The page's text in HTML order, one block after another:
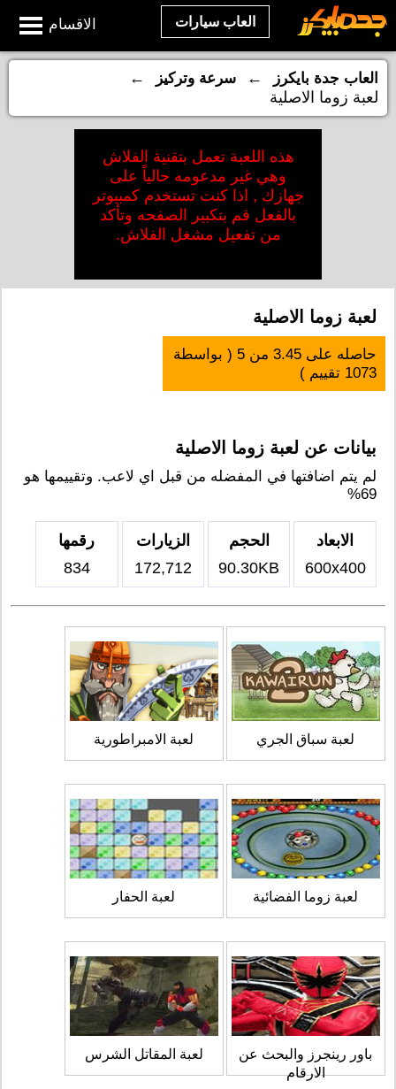
الاقسام العاب سيارات
العاب جدة بايكرز ← سرعة وتركيز
←
لعبة زوما الاصلية
هذه اللعبة تعمل بتقنية الفلاش
وهي غير مدعومه حالياً على
جهازك , اذا كنت تستخدم كمبيوتر
بالفعل قم بتكبير الصفحه وتأكد
من تفعيل مشغل الفلاش.
لعبة زوما الاصلية
حاصله على3.45 من5 ( بواسطة
1073 تقييم )
بيانات عن لعبة زوما الاصلية
لم يتم اضافتها في المفضله من قبل اي لاعب. وتقييمها هو
69%
الابعاد
600x400
الحجم
90.30KB
الزيارات
172,712
رقمها
834
لعبة سباق الجري لعبة الامبراطورية
لعبة زوما الفضائية لعبة الحفار
باور رينجرز والبحث عن
الارقام
لعبة المقاتل الشرس